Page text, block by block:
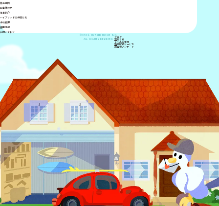
施工事例
お客様の声
社員紹介
ハイブリッドの仲間たち
会社概要
採用情報
お問い合わせ
ブログ
お知らせ
よくある質問
動画配信サービス
お客様アンケート
©2026 HYBRID HOME INC.
ALL RIGHTS RESERVED.